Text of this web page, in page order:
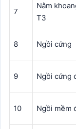
7
Nằm
T3
8 Ngồi cứng
9 Ngồi cứng
10 Ngồi mềm